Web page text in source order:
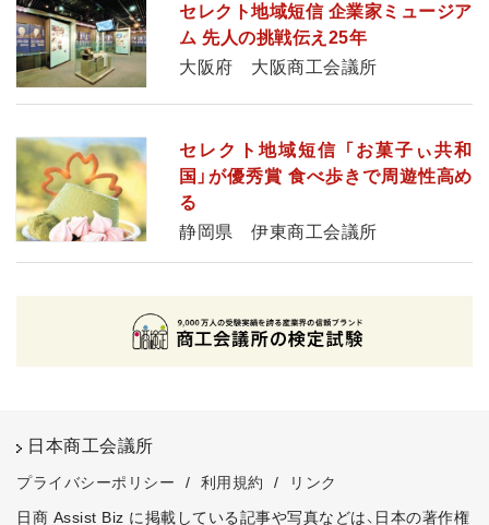
セレクト地域短信 企業家ミュージア
ム 先人の挑戦伝え25年
大阪府 大阪商工会議所
セレクト地域短信 「お菓子ぃ共和
国」が優秀賞 食べ歩きで周遊性高め
る
静岡県 伊東商工会議所
日本商工会議所
プライバシーポリシー / 利用規約 /
リンク
日商 Assist Biz に掲載している記事や写真などは、日本の著作権